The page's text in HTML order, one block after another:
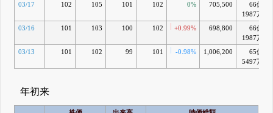
03/17
102 105 101 102 0% 705,500
66億
1987万
03/16 101 103 100 102 +0.99% 698,800
66億
1987万
03/13 101 102 99 101 -0.98% 1,006,200
65億
5497万
年初来